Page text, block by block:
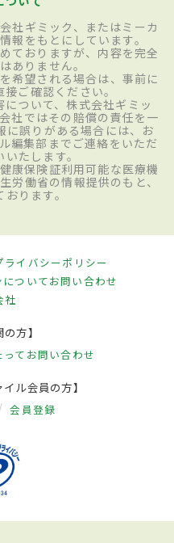
社ギミック、またはミーカ
報をもとにしています。
ておりますが、内容を完全
ありません。
希望される場合は、事前に
ご確認ください。
ついて、株式会社ギミッ
社ではその賠償の責任を一
に誤りがある場合には、お
編集部までご連絡をいただ
たします。
康保険証利用可能な医療機
労働省の情報提供のもと、
ります。
ライバシーポリシー
ついてお問い合わせ
社
の方】
て お問い合わせ
ル会員の方】
会員登録